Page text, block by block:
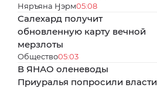
Няръяна Ӈэрм05:08
Салехард получит
обновленную карту вечной
мерзлоты
Общество05:03
В ЯНАО оленеводы
Приуралья попросили власти